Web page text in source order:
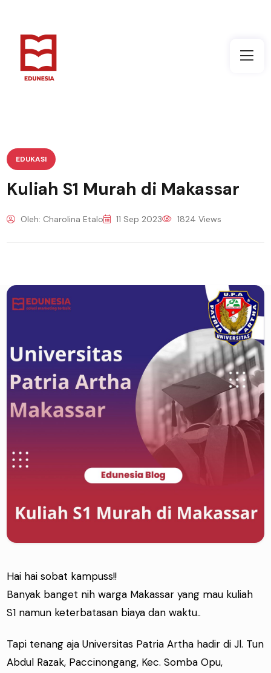
EDUKASI
Kuliah S1 Murah di Makassar
Oleh: Charolina Etalo 11 Sep 2023 1824 Views
Hai hai sobat kampuss!!
Banyak banget nih warga Makassar yang mau kuliah
S1 namun keterbatasan biaya dan waktu..
Tapi tenang aja Universitas Patria Artha hadir di Jl. Tun
Abdul Razak, Paccinongang, Kec. Somba Opu,